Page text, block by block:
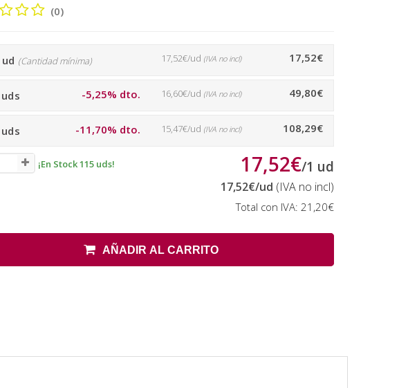
(0)
(Cantidad mínima) 17,52€
17,52€/ud (IVA no incl)
-5,25% dto. 49,80€
16,60€/ud (IVA no incl)
-11,70% dto. 108,29€
15,47€/ud (IVA no incl)
¡En Stock 115 uds! 17,52€/1 ud
17,52€/ud (IVA no incl)
Total con IVA: 21,20€
AÑADIR AL CARRITO